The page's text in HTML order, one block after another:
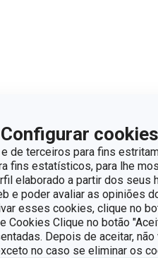
Configurar cookies
de terceiros para fins
fins estatísticos, para lhe
elaborado a partir dos seus
e poder avaliar as opiniões
esses cookies, clique no
Cookies Clique no botão
Depois de aceitar,
no caso se eliminar os